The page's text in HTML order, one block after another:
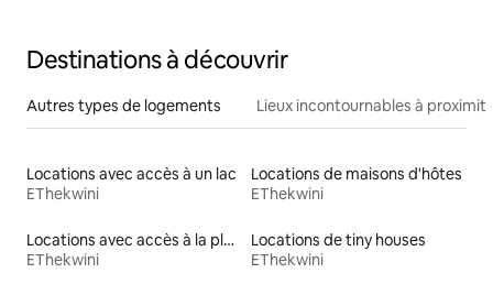
Destinations à découvrir
Autres types de logements Lieux incontournables à
Locations avec accès à un lac
EThekwini
Locations de maisons d'hôtes
EThekwini
Locations avec accès à la plage
EThekwini
Locations de tiny houses
EThekwini